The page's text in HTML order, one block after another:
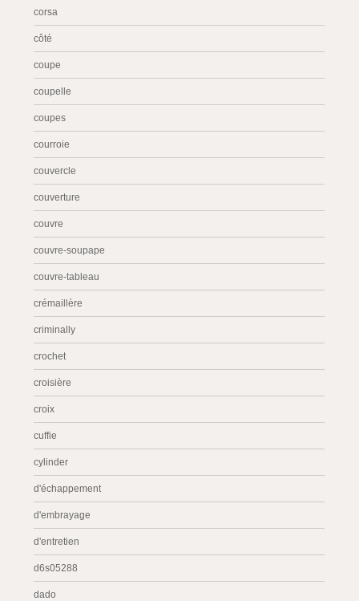
corsa
côté
coupe
coupelle
coupes
courroie
couvercle
couverture
couvre
couvre-soupape
couvre-tableau
crémaillère
criminally
crochet
croisière
croix
cuffie
cylinder
d'échappement
d'embrayage
d'entretien
d6s05288
dado